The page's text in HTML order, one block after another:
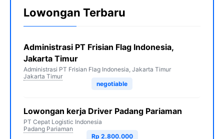
Lowongan Terbaru
Administrasi PT Frisian Flag Indonesia,
Jakarta Timur
Administrasi PT Frisian Flag Indonesia, Jakarta Timur
Jakarta Timur
negotiable
Lowongan kerja Driver Padang Pariaman
PT Cepat Logistic Indonesia
Padang Pariaman
Rp 2.800.000